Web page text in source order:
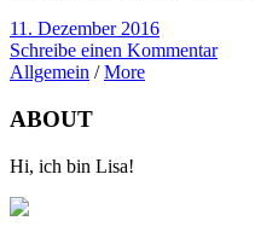
11. Dezember 2016
Schreibe einen Kommentar
Allgemein /More
ABOUT
Hi, ich bin Lisa!